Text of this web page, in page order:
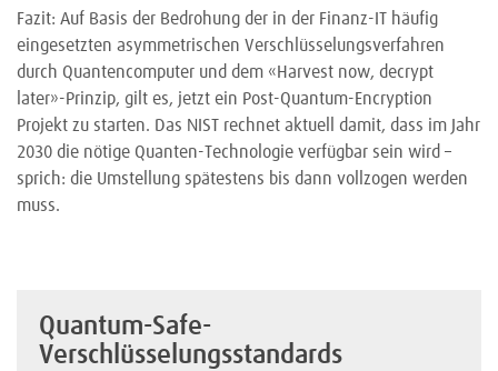
Fazit: Auf Basis der Bedrohung der in der Finanz-IT häufig
eingesetzten asymmetrischen Verschlüsselungsverfahren
durch Quantencomputer und dem «Harvest now, decrypt
later»-Prinzip, gilt es, jetzt ein Post-Quantum-Encryption
Projekt zu starten. Das NIST rechnet aktuell damit, dass im Jahr
2030 die nötige Quanten-Technologie verfügbar sein wird –
sprich: die Umstellung spätestens bis dann vollzogen werden
muss.
Quantum-Safe-
Verschlüsselungsstandards